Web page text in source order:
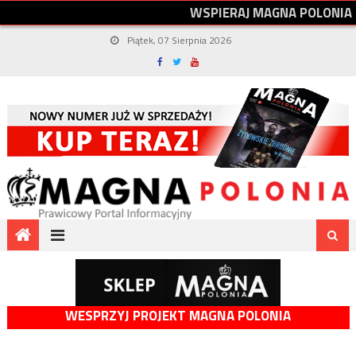
WSPIERAJMAGNAPOLONIA
Piątek, 07 Sierpnia 2026
WESPRZYJ PROJEKT MAGNA POLONIA